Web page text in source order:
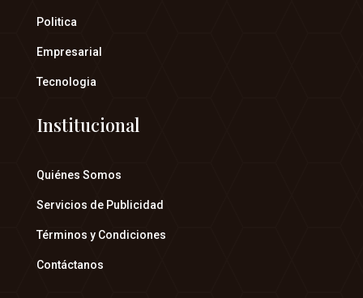
Politica
Empresarial
Tecnologia
Institucional
Quiénes Somos
Servicios de Publicidad
Términos y Condiciones
Contáctanos